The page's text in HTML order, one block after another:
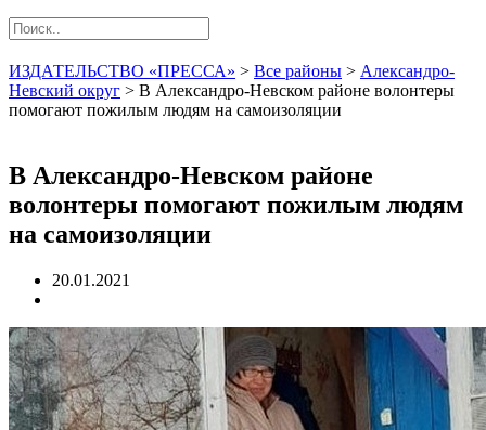
ИЗДАТЕЛЬСТВО «ПРЕССА» > Все районы > Александро-
Невский округ > В Александро-Невском районе волонтеры
помогают пожилым людям на самоизоляции
В Александро-Невском районе
волонтеры помогают пожилым людям
на самоизоляции
20.01.2021